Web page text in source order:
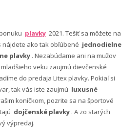
plavky 2021. Tešiť sa môžete na
nájdete ako tak obľúbené jednodielne
plavky . Nezabúdame ani na mužov
mladšieho veku zaujmú dievčenské
do predaja Litex plavky. Pokiaľ si
tak vás iste zaujmú luxusné
koníčkom, pozrite sa na športové
dojčenské plavky . A zo starých
výpredaj.